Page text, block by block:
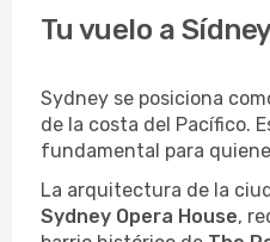
Tu vuelo a
Sydney se posiciona
de la costa del Pacífico.
fundamental para
La arquitectura de la
Sydney Opera House,